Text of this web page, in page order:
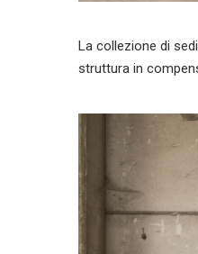
La collezione di
struttura in